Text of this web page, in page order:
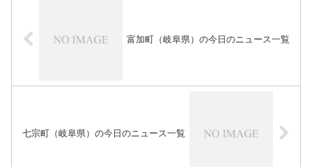
富加町（岐阜県）の今日のニュース一覧
七宗町（岐阜県）の今日のニュース一覧